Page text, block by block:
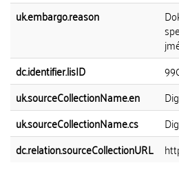
uk.embargo.reason
dc.identifier.lisID
uk.sourceCollectionName.en
uk.sourceCollectionName.cs
dc.relation.sourceCollectionURL